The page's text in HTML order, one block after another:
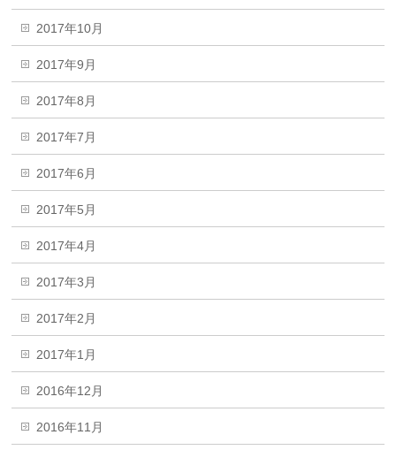
2017年10月
2017年9月
2017年8月
2017年7月
2017年6月
2017年5月
2017年4月
2017年3月
2017年2月
2017年1月
2016年12月
2016年11月